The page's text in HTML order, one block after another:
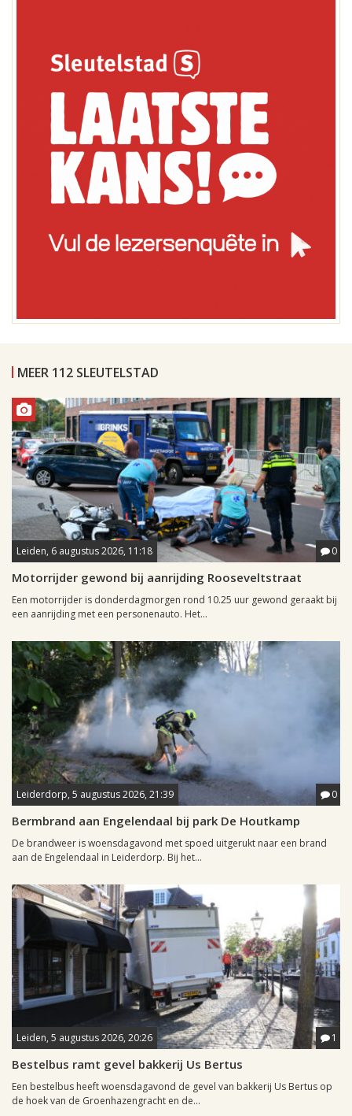
MEER 112 SLEUTELSTAD
Leiden, 6 augustus 2026, 11:18 0
Motorrijder gewond bij aanrijding Rooseveltstraat
Een motorrijder is donderdagmorgen rond 10.25 uur gewond geraakt bij
een aanrijding met een personenauto. Het...
Leiderdorp, 5 augustus 2026, 21:39 0
Bermbrand aan Engelendaal bij park De Houtkamp
De brandweer is woensdagavond met spoed uitgerukt naar een brand
aan de Engelendaal in Leiderdorp. Bij het...
Leiden, 5 augustus 2026, 20:26 1
Bestelbus ramt gevel bakkerij Us Bertus
Een bestelbus heeft woensdagavond de gevel van bakkerij Us Bertus op
de hoek van de Groenhazengracht en de...